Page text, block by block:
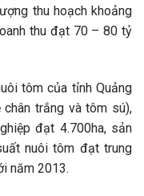
thu hoạch khoảng
thu đạt 70 – 80 tỷ
tôm của tỉnh Quảng
trắng và tôm sú),
đạt 4.700ha, sản
nuôi tôm đạt trung
năm 2013.